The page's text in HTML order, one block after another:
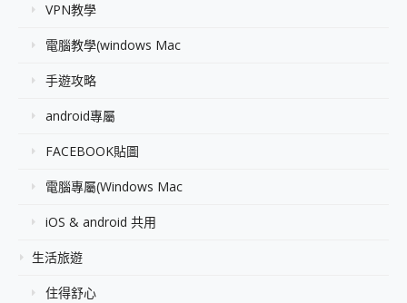
VPN教學
電腦教學(windows Mac
手遊攻略
android專屬
FACEBOOK貼圖
電腦專屬(Windows Mac
iOS & android 共用
生活旅遊
住得舒心